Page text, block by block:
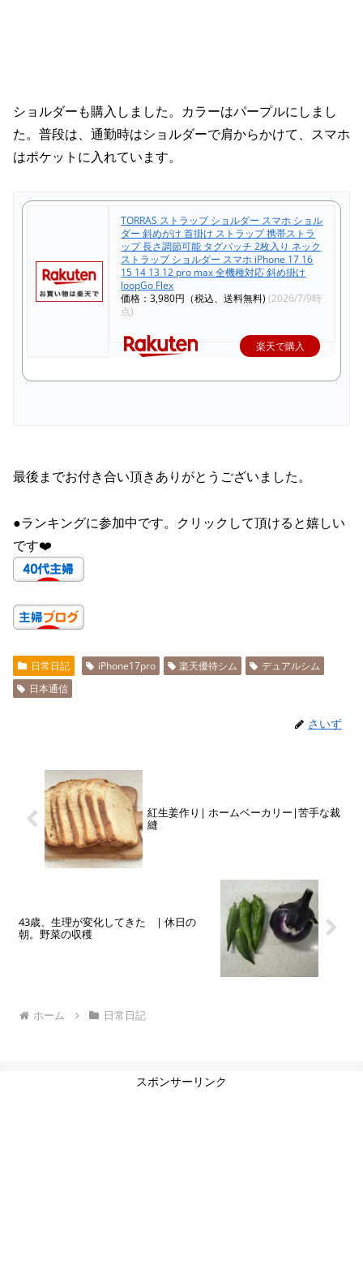
ショルダーも購入しました。カラーはパープルにしまし
た。普段は、通勤時はショルダーで肩からかけて、スマホ
はポケットに入れています。
TORRAS ストラップ ショルダー スマホ ショル
ダー 斜めがけ 首掛け ストラップ 携帯ストラ
ップ 長さ調節可能 タグパッチ 2枚入り ネック
ストラップ ショルダー スマホ iPhone 17 16
15 14 13 12 pro max 全機種対応 斜め掛け
loopGo Flex
価格：3,980円（税込、送料無料)(2026/7/9時
点)
楽天で購入
最後までお付き合い頂きありがとうございました。
●ランキングに参加中です。クリックして頂けると嬉しい
です❤️
日常日記 iPhone17pro 楽天優待シム
デュアルシム
日本通信
さいず
紅生姜作り| ホームベーカリー|苦手な裁
縫
43歳、生理が変化してきた | 休日の
朝。野菜の収穫
ホーム 日常日記
スポンサーリンク